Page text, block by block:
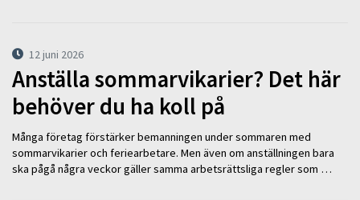
12 juni 2026
Anställa sommarvikarier? Det här
behöver du ha koll på
Många företag förstärker bemanningen under sommaren med
sommarvikarier och feriearbetare. Men även om anställningen bara
ska pågå några veckor gäller samma arbetsrättsliga regler som …